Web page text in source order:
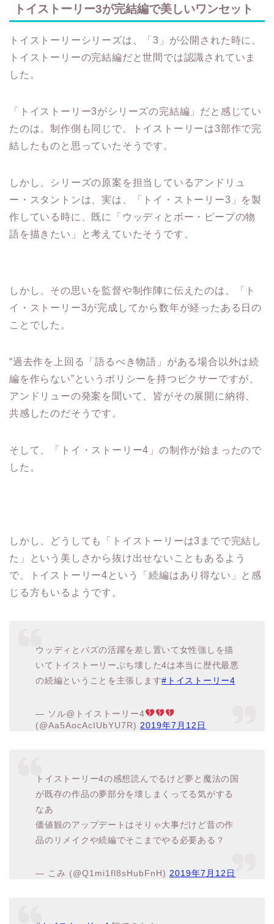
トイストーリーの完結編だと世間では認識されていま
した。
たのは、制作側も同じで、トイストーリーは3部作で完
結したものと思っていたそうです。
ー・スタントンは、実は、「トイ・ストーリー3」を製
作している時に、既に「ウッディとボー・ピープの物
語を描きたい」と考えていたそうです。
イ・ストーリー3が完成してから数年が経ったある日の
ことでした。
編を作らない”というポリシーを持つピクサーですが、
アンドリューの発案を聞いて、皆がその展開に納得、
共感したのだそうです。
した。
た」という美しさから抜け出せないこともあるよう
で、トイストーリー4という「続編はあり得ない」と感
じる方もいるようです。
いてトイストーリーぶち壊した4は本当に歴代最悪
の続編ということを主張します#トイストーリー4
(@Aa5AocAcIUbYU7R)2019年7月12日
が既存の作品の夢部分を壊しまくってる気がする
なあ
価値観のアップデートはそりゃ大事だけど昔の作
品のリメイクや続編でそこまでやる必要ある？